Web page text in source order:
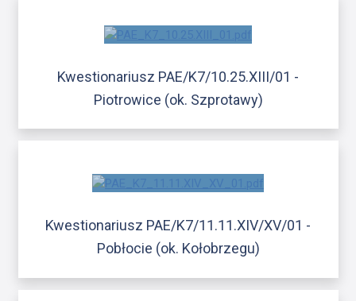
Kwestionariusz PAE/K7/10.25.XIII/01 -
Piotrowice (ok. Szprotawy)
Kwestionariusz PAE/K7/11.11.XIV/XV/01 -
Pobłocie (ok. Kołobrzegu)